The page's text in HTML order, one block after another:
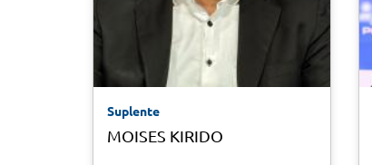
Suplente
MOISES KIRIDO